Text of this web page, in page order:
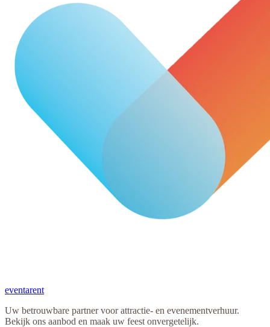
eventarent
Uw betrouwbare partner voor attractie- en evenementverhuur.
Bekijk ons aanbod en maak uw feest onvergetelijk.